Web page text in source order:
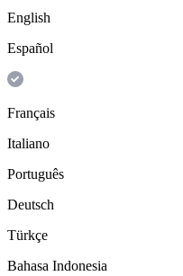
English
Español
Français
Italiano
Português
Deutsch
Türkçe
Bahasa Indonesia